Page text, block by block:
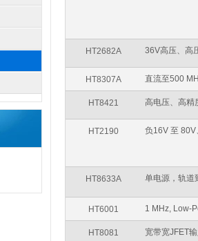
HT2682A 36V高压、高
HT8307A 直流至500
HT8421 高电压、高精
HT2190 负16V 至
HT8633A 单电源，轨道
HT6001 1 MHz, Low-
HT8081 宽带宽JFET